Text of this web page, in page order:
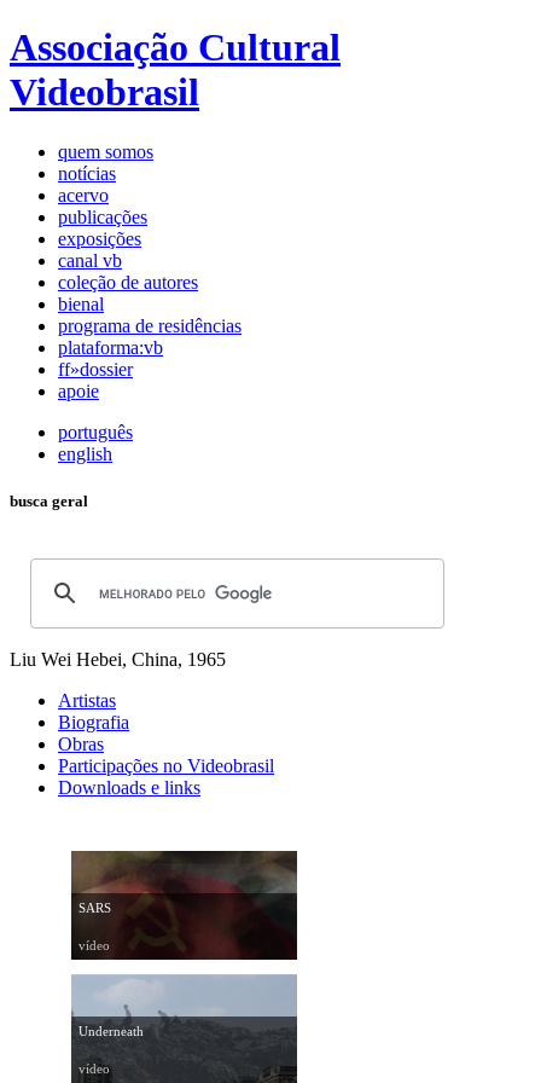
Associação Cultural
Videobrasil
quem somos
notícias
acervo
publicações
exposições
canal vb
coleção de autores
bienal
programa de residências
plataforma:vb
ff»dossier
apoie
português
english
busca geral
Liu Wei Hebei, China, 1965
Artistas
Biografia
Obras
Participações no Videobrasil
Downloads e links
SARS
vídeo
Underneath
vídeo